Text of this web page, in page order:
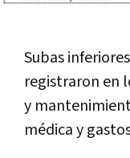
Subas
registraron en
y
médica y